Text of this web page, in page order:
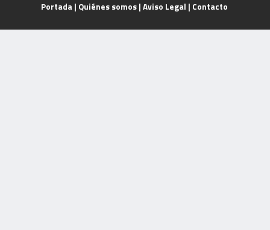
Portada | Quiénes somos| Aviso Legal | Contacto